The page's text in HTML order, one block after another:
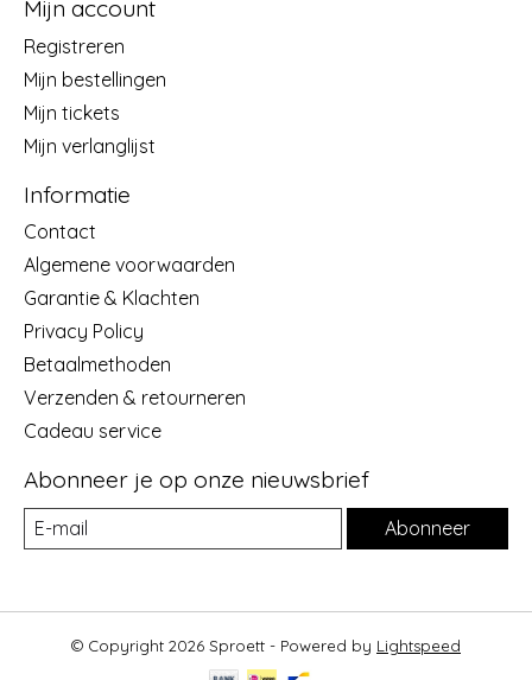
Mijn account
Registreren
Mijn bestellingen
Mijn tickets
Mijn verlanglijst
Informatie
Contact
Algemene voorwaarden
Garantie & Klachten
Privacy Policy
Betaalmethoden
Verzenden & retourneren
Cadeau service
Abonneer je op onze nieuwsbrief
Abonneer
© Copyright 2026 Sproett - Powered by Lightspeed